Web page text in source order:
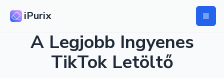
iPurix
A Legjobb Ingyenes
TikTok Letöltő